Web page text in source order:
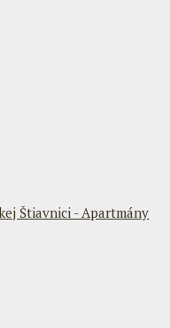
Štiavnici - Apartmány